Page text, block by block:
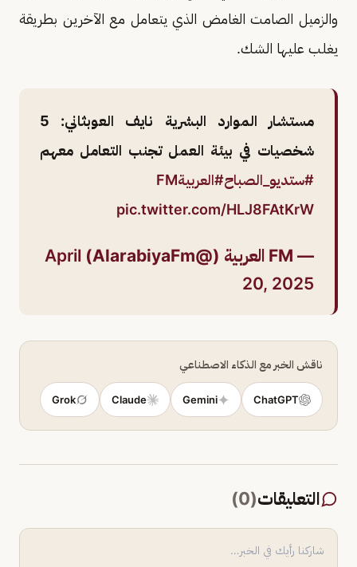
والزميل الصامت الغامض الذي يتعامل مع الآخرين بطريقة
يغلب عليها الشك.
مستشار الموارد البشرية نايف العوبثاني: 5
شخصيات في بيئة العمل تجنب التعامل معهم
#ستديو_الصباح#العربيةFM
pic.twitter.com/HLJ8FAtKrW
— FM العربية (@AlarabiyaFm)
April
20, 2025
ناقش الخبر مع الذكاء الاصطناعي
ChatGPT
Gemini
Claude
Grok
التعليقات(
0
)